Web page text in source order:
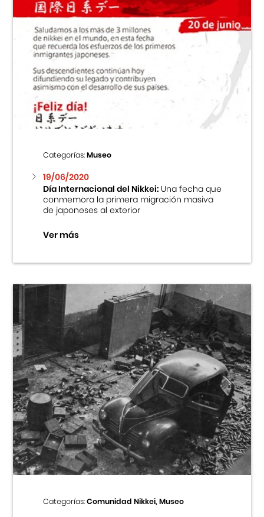
Categorías:Museo
19/06/2020
Día Internacional del Nikkei:Una fecha que
conmemora la primera migración masiva
de japoneses al exterior
Ver más
Categorías:Comunidad Nikkei, Museo